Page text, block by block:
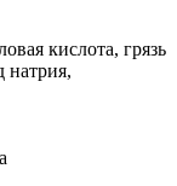
кислота, грязь
натрия,